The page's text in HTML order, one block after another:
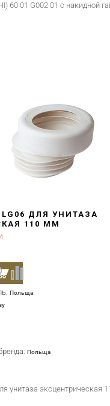
60 01 G002 01 с накидной
ДЛЯ УНИТАЗА
110 ММ
Польща
Польща
унитаза эксцентрическая